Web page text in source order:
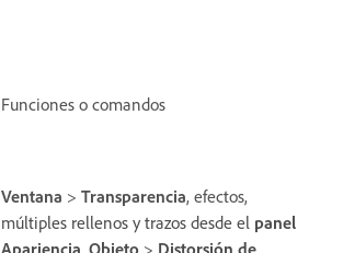
Funciones o comandos
Ventana > Transparencia, efectos,
múltiples rellenos y trazos desde el panel
Apariencia, Objeto > Distorsión de